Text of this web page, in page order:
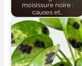
moisissure noire :
causes et…